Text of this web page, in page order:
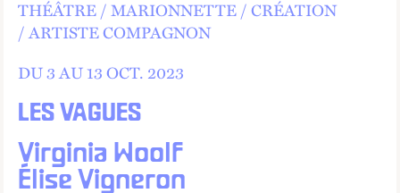
LES VAGUES
Virginia Woolf
Élise Vigneron
THÉÂTRE
MARIONNETTE
CRÉATION
ARTISTE COMPAGNON
DU 3 AU13OCT. 2023